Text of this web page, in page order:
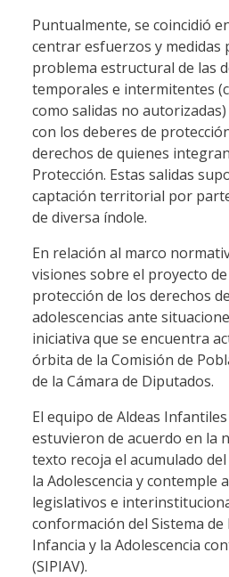
Puntualmente, se coincidió
centrar esfuerzos y medidas
problema estructural de las
temporales e intermitentes
como salidas no
con los deberes de
derechos de quienes
Protección. Estas salidas
captación territorial por
de diversa índole.
En relación al marco
visiones sobre el proyecto
protección de los derechos
adolescencias ante
iniciativa que se encuentra
órbita de la Comisión de
de la Cámara de Diputados.
El equipo de Aldeas
estuvieron de acuerdo en la
texto recoja el acumulado
la Adolescencia y contemple
legislativos e
conformación del Sistema de
Infancia y la Adolescencia
(SIPIAV).